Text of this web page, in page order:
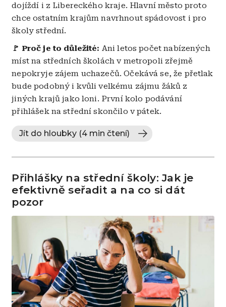
dojíždí i z Libereckého kraje. Hlavní město proto
chce ostatním krajům navrhnout spádovost i pro
školy střední.
🚩 Proč je to důležité: Ani letos počet nabízených
míst na středních školách v metropoli zřejmě
nepokryje zájem uchazečů. Očekává se, že přetlak
bude podobný i kvůli velkému zájmu žáků z
jiných krajů jako loni. První kolo podávání
přihlášek na střední skončilo v pátek.
Jít do hloubky (4 min čtení)
Přihlášky na střední školy: Jak je
efektivně seřadit a na co si dát
pozor